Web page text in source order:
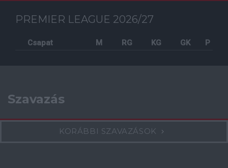
PREMIER LEAGUE 2026/27
Csapat M RG KG GK P
Szavazás
KORÁBBI SZAVAZÁSOK